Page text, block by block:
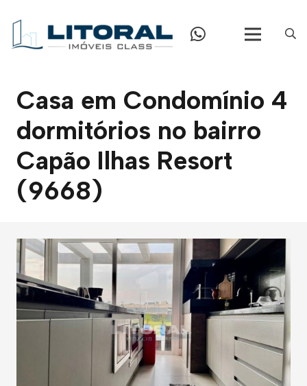
Casa em Condomínio 4
dormitórios no bairro
Capão Ilhas Resort
(9668)